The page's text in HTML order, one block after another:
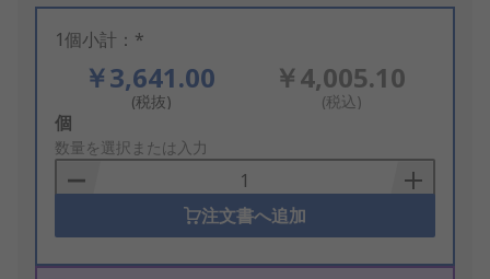
1個小計：*
￥3,641.00
(税抜)
￥4,005.10
(税込)
Add
to
Basket
個
数量を選択または入力
注文書へ追加